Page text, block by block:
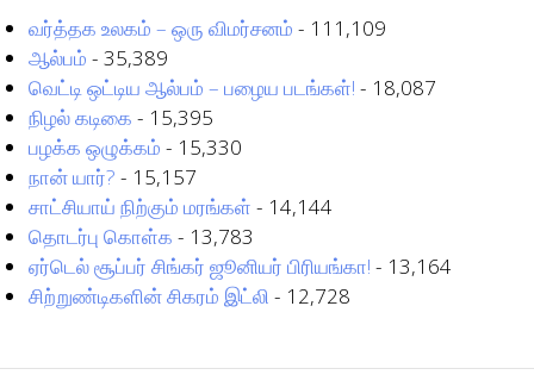
வர்த்தக உலகம் – ஒரு விமர்சனம் - 111,109
ஆல்பம் - 35,389
வெட்டி ஒட்டிய ஆல்பம் – பழைய படங்கள்! - 18,087
நிழல் கடிகை - 15,395
பழக்க ஒழுக்கம் - 15,330
நான் யார்? - 15,157
சாட்சியாய் நிற்கும் மரங்கள் - 14,144
தொடர்பு கொள்க - 13,783
ஏர்டெல் சூப்பர் சிங்கர் ஜூனியர் பிரியங்கா! - 13,164
சிற்றுண்டிகளின் சிகரம் இட்லி - 12,728